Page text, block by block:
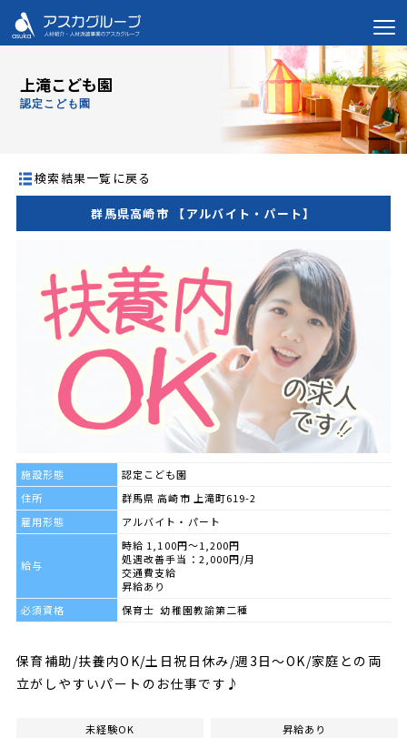
上滝こども園
認定こども園
検索結果一覧に戻る
群馬県高崎市 【アルバイト・パート】
施設形態
認定こども園
住所
群馬県 高崎市 上滝町619-2
雇用形態
アルバイト・パート
給与
時給 1,100円～1,200円
処遇改善手当：2,000円/月
交通費支給
昇給あり
必須資格
保育士 幼稚園教諭第二種
保育補助/扶養内OK/土日祝日休み/週3日～OK/家庭との両
立がしやすいパートのお仕事です♪
未経験OK 昇給あり